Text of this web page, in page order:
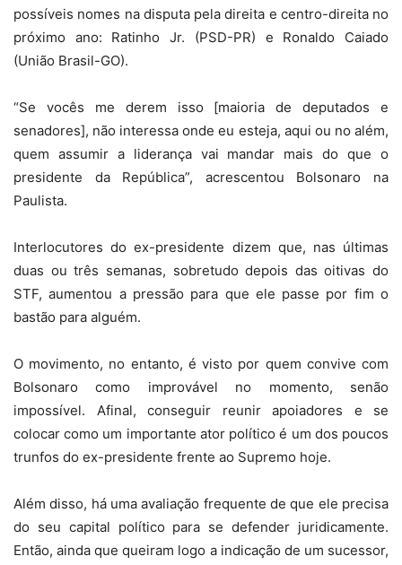
possíveis nomes na disputa pela direita e centro-direita no
próximo ano: Ratinho Jr. (PSD-PR) e Ronaldo Caiado
(União Brasil-GO).
“Se vocês me derem isso [maioria de deputados e
senadores], não interessa onde eu esteja, aqui ou no além,
quem assumir a liderança vai mandar mais do que o
presidente da República”, acrescentou Bolsonaro na
Paulista.
Interlocutores do ex-presidente dizem que, nas últimas
duas ou três semanas, sobretudo depois das oitivas do
STF, aumentou a pressão para que ele passe por fim o
bastão para alguém.
O movimento, no entanto, é visto por quem convive com
Bolsonaro como improvável no momento, senão
impossível. Afinal, conseguir reunir apoiadores e se
colocar como um importante ator político é um dos poucos
trunfos do ex-presidente frente ao Supremo hoje.
Além disso, há uma avaliação frequente de que ele precisa
do seu capital político para se defender juridicamente.
Então, ainda que queiram logo a indicação de um sucessor,